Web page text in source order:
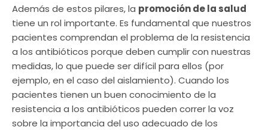
Además de estos pilares, la promoción de la salud
tiene un rol importante. Es fundamental que nuestros
pacientes comprendan el problema de la resistencia
a los antibióticos porque deben cumplir con nuestras
medidas, lo que puede ser difícil para ellos (por
ejemplo, en el caso del aislamiento). Cuando los
pacientes tienen un buen conocimiento de la
resistencia a los antibióticos pueden correr la voz
sobre la importancia del uso adecuado de los